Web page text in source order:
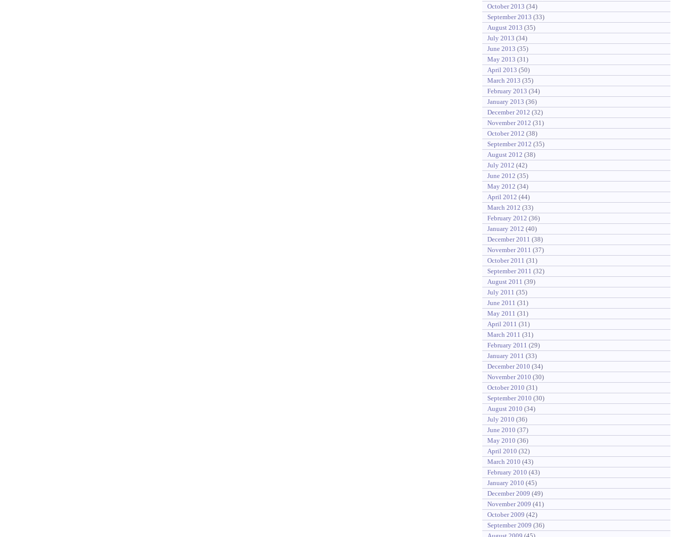
October 2013 (34)
September 2013 (33)
August 2013 (35)
July 2013 (34)
June 2013 (35)
May 2013 (31)
April 2013 (50)
March 2013 (35)
February 2013 (34)
January 2013 (36)
December 2012 (32)
November 2012 (31)
October 2012 (38)
September 2012 (35)
August 2012 (38)
July 2012 (42)
June 2012 (35)
May 2012 (34)
April 2012 (44)
March 2012 (33)
February 2012 (36)
January 2012 (40)
December 2011 (38)
November 2011 (37)
October 2011 (31)
September 2011 (32)
August 2011 (39)
July 2011 (35)
June 2011 (31)
May 2011 (31)
April 2011 (31)
March 2011 (31)
February 2011 (29)
January 2011 (33)
December 2010 (34)
November 2010 (30)
October 2010 (31)
September 2010 (30)
August 2010 (34)
July 2010 (36)
June 2010 (37)
May 2010 (36)
April 2010 (32)
March 2010 (43)
February 2010 (43)
January 2010 (45)
December 2009 (49)
November 2009 (41)
October 2009 (42)
September 2009 (36)